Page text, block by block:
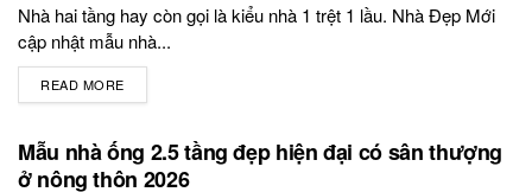
Nhà hai tầng hay còn gọi là kiểu nhà 1 trệt 1 lầu. Nhà Đẹp Mới
cập nhật mẫu nhà...
READ MORE
Mẫu nhà ống 2.5 tầng đẹp hiện đại có sân thượng
ở nông thôn 2026